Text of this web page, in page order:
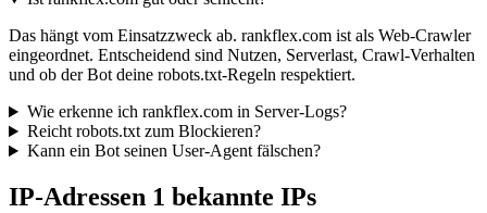
Das hängt vom Einsatzzweck ab. rankflex.com ist als Web-Crawler
eingeordnet. Entscheidend sind Nutzen, Serverlast, Crawl-Verhalten
und ob der Bot deine robots.txt-Regeln respektiert.
Wie erkenne ich rankflex.com in Server-Logs?
Reicht robots.txt zum Blockieren?
Kann ein Bot seinen User-Agent fälschen?
IP-Adressen 1 bekannte IPs